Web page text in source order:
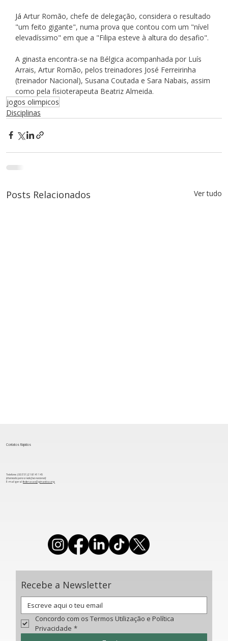
Já Artur Romão, chefe de delegação, considera o resultado
"um feito gigante", numa prova que contou com um "nível
elevadíssimo" em que a "Filipa esteve à altura do desafio".
A ginasta encontra-se na Bélgica acompanhada por Luís
Arrais, Artur Romão, pelos treinadores José Ferreirinha
(treinador Nacional), Susana Coutada e Sara Nabais, assim
como pela fisioterapeuta Beatriz Almeida.
jogos olimpicos
Disciplinas
Posts Relacionados Ver tudo
Portugal representado por cinco ginastas no
Recebe a Newsletter
Concordo com os Termos Utilização e Política
Privacidade *
Contatos Rápidos
Telefone: (00 351) 218 141 145
(chamada para a rede fixa nacional)
​E-mail geral:federacao@ginastica.org